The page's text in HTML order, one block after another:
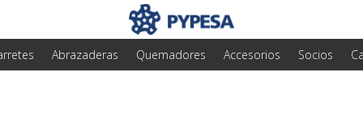
Abrazaderas Quemadores Accesorios Socios